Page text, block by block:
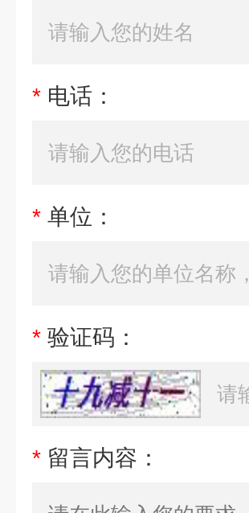
* 电话：
* 单位：
* 验证码：
* 留言内容：